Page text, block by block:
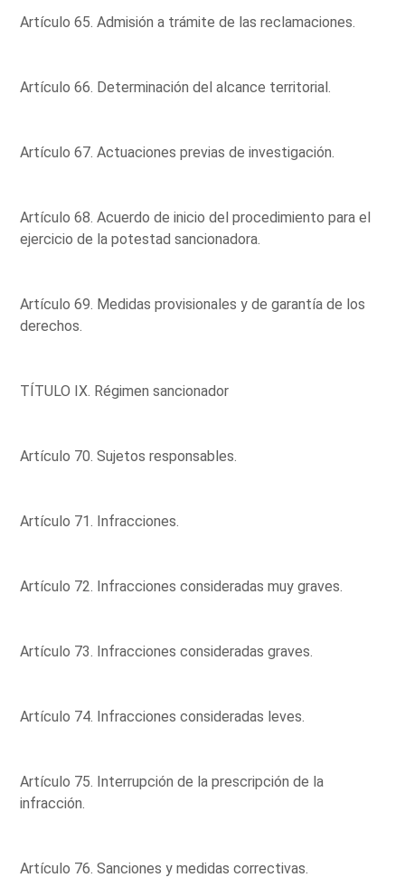
Artículo 65. Admisión a trámite de las reclamaciones.
Artículo 66. Determinación del alcance territorial.
Artículo 67. Actuaciones previas de investigación.
Artículo 68. Acuerdo de inicio del procedimiento para el
ejercicio de la potestad sancionadora.
Artículo 69. Medidas provisionales y de garantía de los
derechos.
TÍTULO IX. Régimen sancionador
Artículo 70. Sujetos responsables.
Artículo 71. Infracciones.
Artículo 72. Infracciones consideradas muy graves.
Artículo 73. Infracciones consideradas graves.
Artículo 74. Infracciones consideradas leves.
Artículo 75. Interrupción de la prescripción de la
infracción.
Artículo 76. Sanciones y medidas correctivas.